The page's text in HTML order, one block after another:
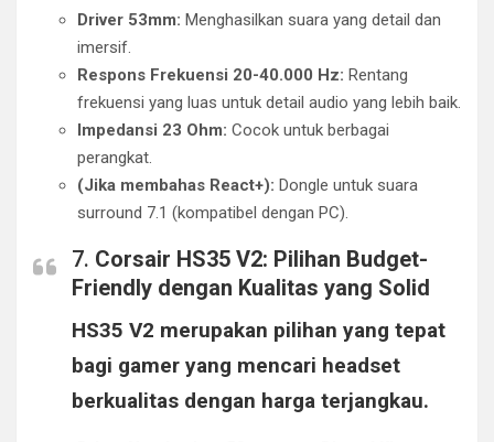
Driver 53mm: Menghasilkan suara yang detail dan
imersif.
Respons Frekuensi 20-40.000 Hz: Rentang
frekuensi yang luas untuk detail audio yang lebih baik.
Impedansi 23 Ohm: Cocok untuk berbagai
perangkat.
(Jika membahas React+): Dongle untuk suara
surround 7.1 (kompatibel dengan PC).
7. Corsair HS35 V2: Pilihan Budget-
Friendly dengan Kualitas yang Solid
HS35 V2 merupakan pilihan yang tepat
bagi gamer yang mencari headset
berkualitas dengan harga terjangkau.